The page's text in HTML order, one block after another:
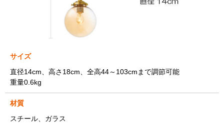
サイズ
直径14cm、高さ18cm、全高44～103cmまで調節可能
重量0.6kg
材質
スチール、ガラス